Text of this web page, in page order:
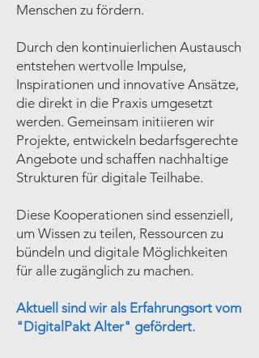
Menschen zu fördern.
Durch den kontinuierlichen Austausch
entstehen wertvolle Impulse,
Inspirationen und innovative Ansätze,
die direkt in die Praxis umgesetzt
werden. Gemeinsam initiieren wir
Projekte, entwickeln bedarfsgerechte
Angebote und schaffen nachhaltige
Strukturen für digitale Teilhabe.
Diese Kooperationen sind essenziell,
um Wissen zu teilen, Ressourcen zu
bündeln und digitale Möglichkeiten
für alle zugänglich zu machen.
Aktuell sind wir als Erfahrungsort vom
"DigitalPakt Alter" gefördert.